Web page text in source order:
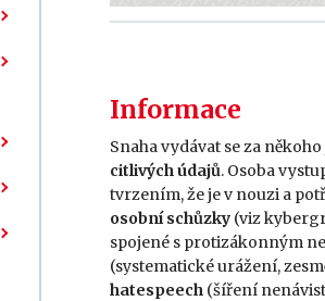
Informace
Snaha vydávat se za
citlivých údajů. Osoba
tvrzením, že je v nouzi a
osobní schůzky (viz
spojené s protizákonným
(systematické urážení,
hatespeech (šíření